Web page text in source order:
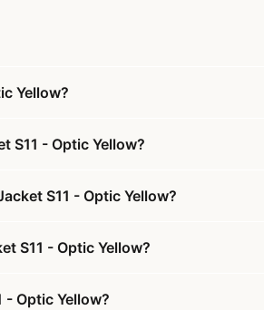
Yellow?
S11 - Optic Yellow?
S11 - Optic Yellow?
S11 - Optic Yellow?
- Optic Yellow?